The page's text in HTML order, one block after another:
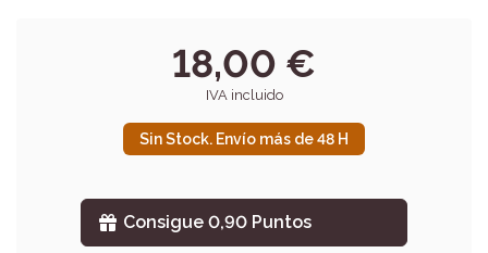
18,00 €
IVA incluido
Sin Stock. Envío más de 48 H
Consigue 0,90 Puntos